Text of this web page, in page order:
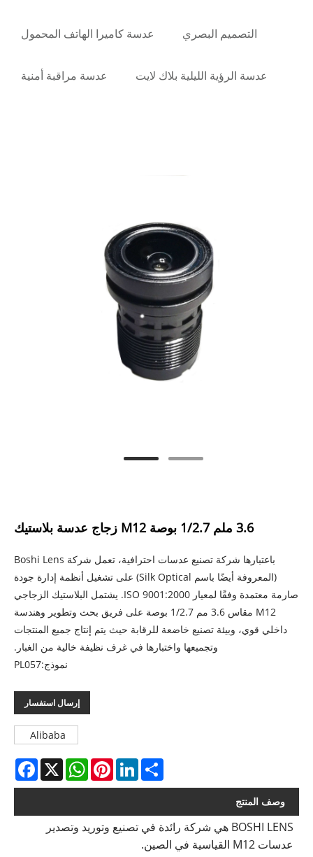
عدسة كاميرا الهاتف المحمول التصميم البصري
عدسة مراقبة أمنية عدسة الرؤية الليلية بلاك لايت
3.6 ملم 1/2.7 بوصة M12 زجاج عدسة بلاستيك
باعتبارها شركة تصنيع عدسات احترافية، تعمل شركة Boshi Lens
(المعروفة أيضًا باسم Silk Optical) على تشغيل أنظمة إدارة جودة
صارمة معتمدة وفقًا لمعيار ISO 9001:2000. يشتمل البلاستيك الزجاجي
M12 مقاس 3.6 مم 1/2.7 بوصة على فريق بحث وتطوير وهندسة
داخلي قوي، وبيئة تصنيع خاضعة للرقابة حيث يتم إنتاج جميع المنتجات
وتجميعها واختبارها في غرف نظيفة خالية من الغبار.
نموذج:PL057
إرسال استفسار
Alibaba
X
WhatsAppPinterestLinkedInShare
وصف المنتج
BOSHI LENS هي شركة رائدة في تصنيع وتوريد وتصدير
عدسات M12 القياسية في الصين.